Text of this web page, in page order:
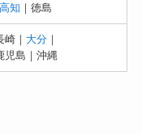
高知 ｜徳島
崎｜ 大分｜
児島｜沖縄